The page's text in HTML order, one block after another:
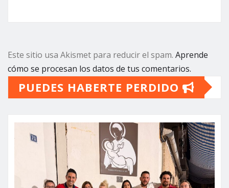
Este sitio usa Akismet para reducir el spam. Aprende
cómo se procesan los datos de tus comentarios.
PUEDES HABERTE PERDIDO